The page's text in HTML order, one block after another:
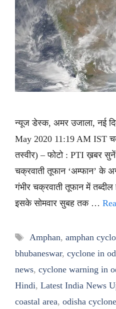
न्यूज डेस्क, अमर उजाला, नई
May 2020 11:19 AM IST
तस्वीर) – फोटो : PTI ख़बर
चक्रवाती तूफान ‘अम्फान’ के
गंभीर चक्रवाती तूफान में
इसके सोमवार सुबह तक …
Tags
Amphan, amphan
bhubaneswar, cyclone in
news, cyclone warning in
Hindi, Latest India News
coastal area, odisha cyclone